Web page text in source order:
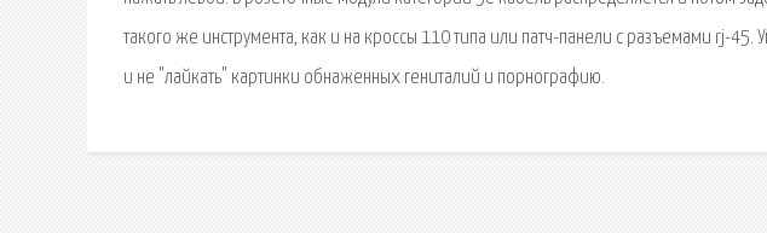
такого же инструмента, как и на кроссы 110 типа или патч-панели с разъемами rj-45.
и не "лайкать" картинки обнаженных гениталий и порнографию.